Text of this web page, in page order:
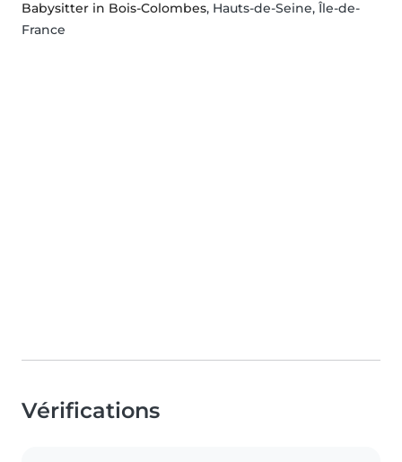
Babysitter in Bois-Colombes, Hauts-de-Seine, Île-de-
France
Vérifications